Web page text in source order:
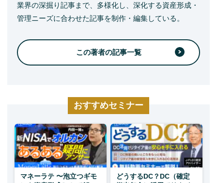
業界の深掘り記事まで、多様化し、深化する資産形成・
管理ニーズに合わせた記事を制作・編集している。
この著者の記事一覧
おすすめセミナー
マネーラテ 〜泡立つギモ
どうするDC？DC（確定